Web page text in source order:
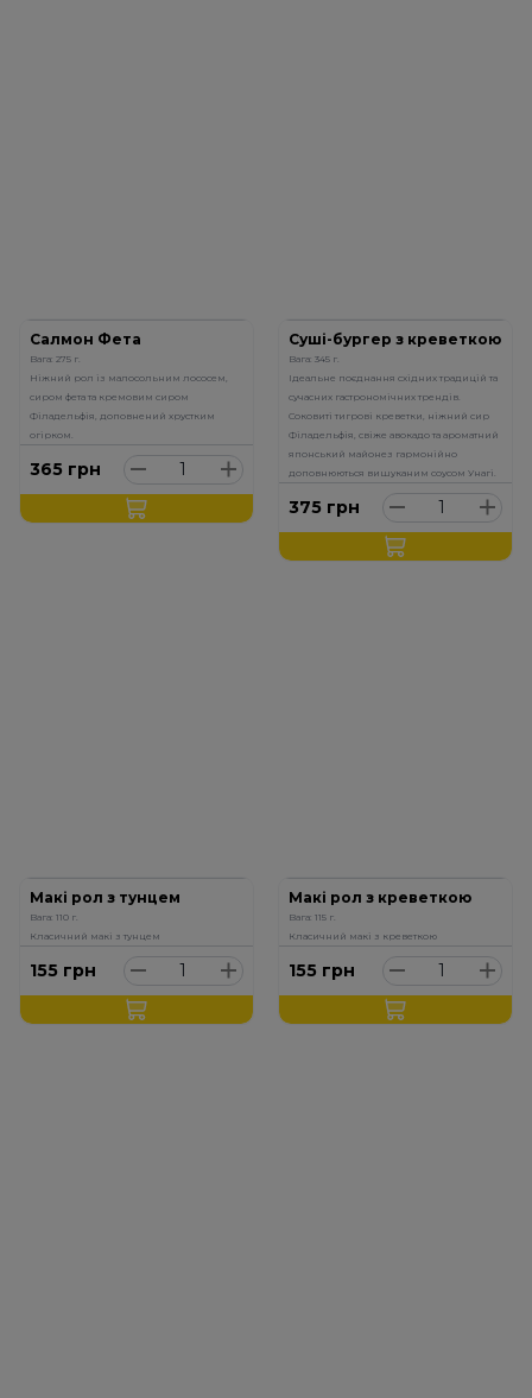
Салмон Фета
Вага: 275 г.
Ніжний рол із малосольним лососем,
сиром фета та кремовим сиром
Філадельфія, доповнений хрустким
огірком.
365 грн
Суші-бургер з креветкою
Вага: 345 г.
Ідеальне поєднання східних традицій та
сучасних гастрономічних трендів.
Соковиті тигрові креветки, ніжний сир
Філадельфія, свіже авокадо та ароматний
японський майонез гармонійно
доповнюються вишуканим соусом Унагі.
375 грн
Макі рол з тунцем
Вага: 110 г.
Класичний макі з тунцем
155 грн
Макі рол з креветкою
Вага: 115 г.
Класичний макі з креветкою
155 грн